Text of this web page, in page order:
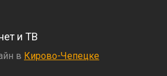
и ТВ
в Кирово-Чепецке